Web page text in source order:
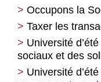
Occupons la
Taxer les
Université
sociaux et des
Université